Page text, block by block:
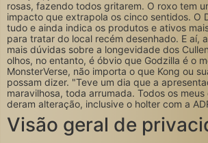
rosas, fazendo todos gritarem. O roxo tem
impacto que extrapola os cinco sentidos. O
tudo e ainda indica os produtos e ativos
para tratar do local recém desenhado. E aí,
mais dúvidas sobre a longevidade dos
olhos, no entanto, é óbvio que Godzilla é o
MonsterVerse, não importa o que Kong ou
possam dizer. "Teve um dia que a
maravilhosa, toda arrumada. Todos os
deram alteração, inclusive o holter com a
Visão geral de